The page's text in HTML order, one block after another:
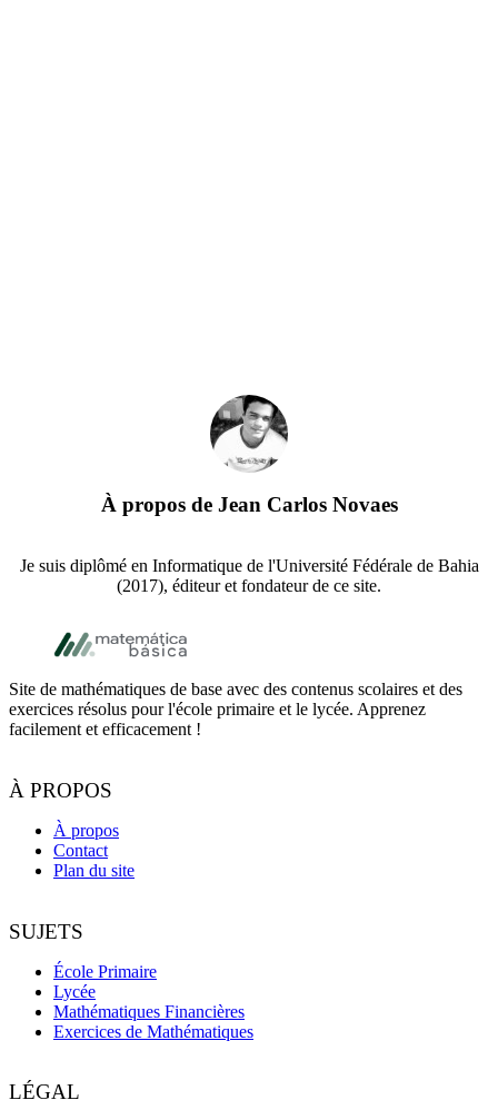
À propos de Jean Carlos Novaes
Je suis diplômé en Informatique de l'Université Fédérale de Bahia
(2017), éditeur et fondateur de ce site.
Footer
Site de mathématiques de base avec des contenus scolaires et des
exercices résolus pour l'école primaire et le lycée. Apprenez
facilement et efficacement !
À PROPOS
À propos
Contact
Plan du site
SUJETS
École Primaire
Lycée
Mathématiques Financières
Exercices de Mathématiques
LÉGAL